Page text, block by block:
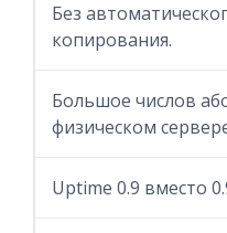
Без
копирования.
Большое числов
физическом
Uptime 0.9 вместо